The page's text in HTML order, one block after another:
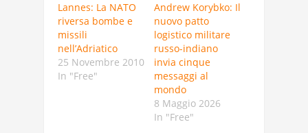
Lannes: La NATO
riversa bombe e
missili
nell’Adriatico
25 Novembre 2010
In "Free"
Andrew Korybko: Il
nuovo patto
logistico militare
russo-indiano
invia cinque
messaggi al
mondo
8 Maggio 2026
In "Free"